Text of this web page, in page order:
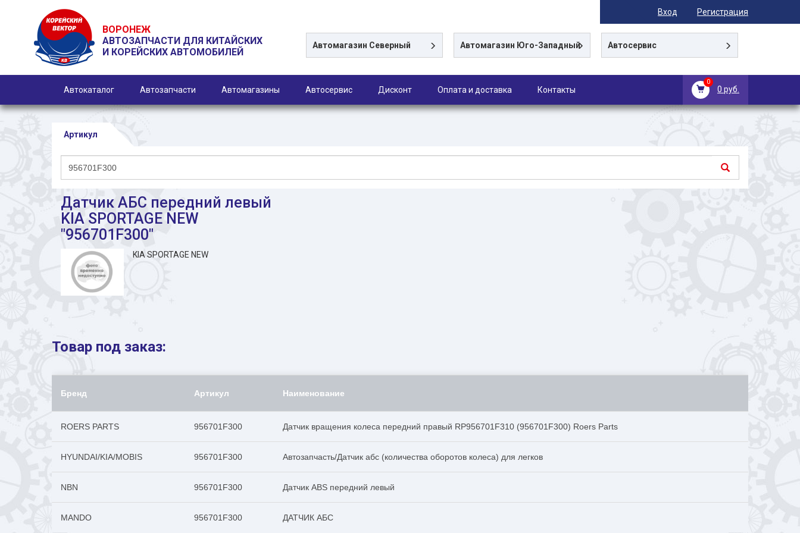
Вход Регистрация
ВОРОНЕЖ
АВТОЗАПЧАСТИ ДЛЯ КИТАЙСКИХ
И КОРЕЙСКИХ АВТОМОБИЛЕЙ
Автомагазин Северный Автомагазин Юго-Западный Автосервис
0
0 руб.
Автокаталог Автозапчасти Автомагазины Автосервис Дисконт Оплата и доставка Контакты
Артикул
Датчик АБС передний левый
KIA SPORTAGE NEW
"956701F300"
KIA SPORTAGE NEW
Товар под заказ:
Бренд Артикул Наименование
ROERS PARTS 956701F300 Датчик вращения колеса передний правый RP956701F310 (956701F300) Roers Parts
HYUNDAI/KIA/MOBIS 956701F300 Автозапчасть/Датчик абс (количества оборотов колеса) для легков
NBN 956701F300 Датчик ABS передний левый
MANDO 956701F300 ДАТЧИК АБС